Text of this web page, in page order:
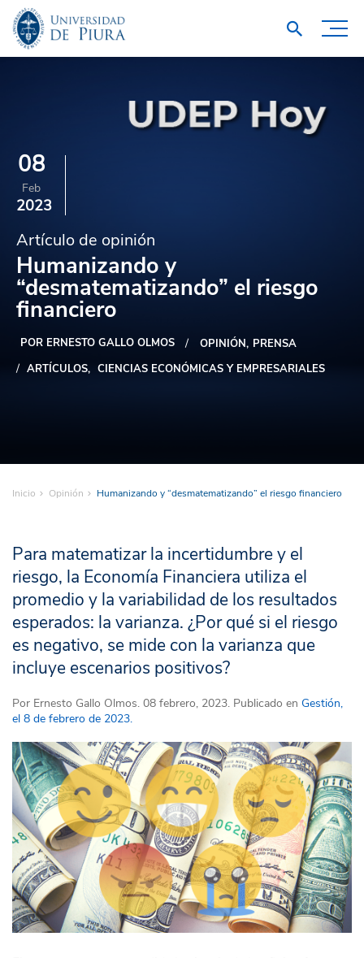
08
Feb
2023
Artículo de opinión
Humanizando y
“desmatematizando” el riesgo
financiero
POR ERNESTO GALLO OLMOS OPINIÓN PRENSA
ARTÍCULOS
CIENCIAS ECONÓMICAS Y EMPRESARIALES
Inicio Opinión Humanizando y “desmatematizando” el riesgo financiero
Para matematizar la incertidumbre y el
riesgo, la Economía Financiera utiliza el
promedio y la variabilidad de los resultados
esperados: la varianza. ¿Por qué si el riesgo
es negativo, se mide con la varianza que
incluye escenarios positivos?
Por Ernesto Gallo Olmos. 08 febrero, 2023. Publicado en Gestión,
el 8 de febrero de 2023.